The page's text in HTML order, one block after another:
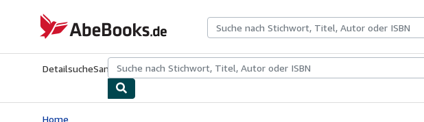
AbeBooks.de
DetailsucheSammlungenAntiquarische BücherKunst & Sammlerstücke
Home